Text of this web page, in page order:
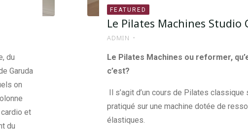
du
Garuda
on
et
du
FEATURED
Le Pilates Machines Studio
ADMIN
Le Pilates Machines ou reformer,
c’est?
Il s’agit d’un cours de Pilates classique
pratiqué sur une machine dotée de
élastiques.